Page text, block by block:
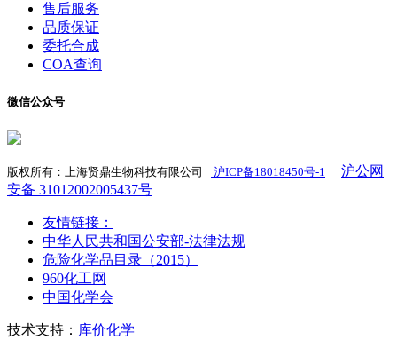
售后服务
品质保证
委托合成
COA查询
微信公众号
版权所有：上海贤鼎生物科技有限公司 沪ICP备18018450号-1
沪公网
安备 31012002005437号
友情链接：
中华人民共和国公安部-法律法规
危险化学品目录（2015）
960化工网
中国化学会
技术支持： 库价化学